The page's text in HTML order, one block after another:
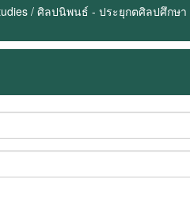
/ ศิลปนิพนธ์ - ประยุกตศิลปศึกษา